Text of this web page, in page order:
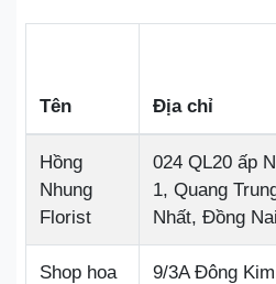
Tên Địa chỉ
Hồng
Nhung
Florist
024 QL20 ấp
1, Quang
Nhất, Đồng Nai
Shop hoa
9/3A Đông